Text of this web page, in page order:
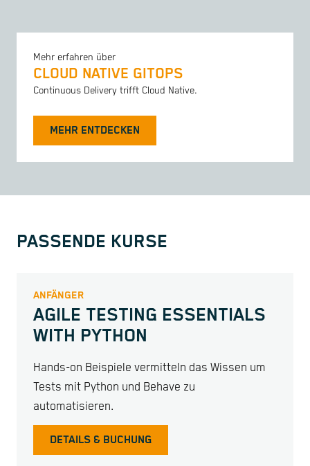
Mehr erfahren über
CLOUD NATIVE GITOPS
Continuous Delivery trifft Cloud Native.
MEHR ENTDECKEN
PASSENDE KURSE
ANFÄNGER
AGILE TESTING ESSENTIALS
WITH PYTHON
Hands-on Beispiele vermitteln das Wissen um
Tests mit Python und Behave zu
automatisieren.
DETAILS & BUCHUNG